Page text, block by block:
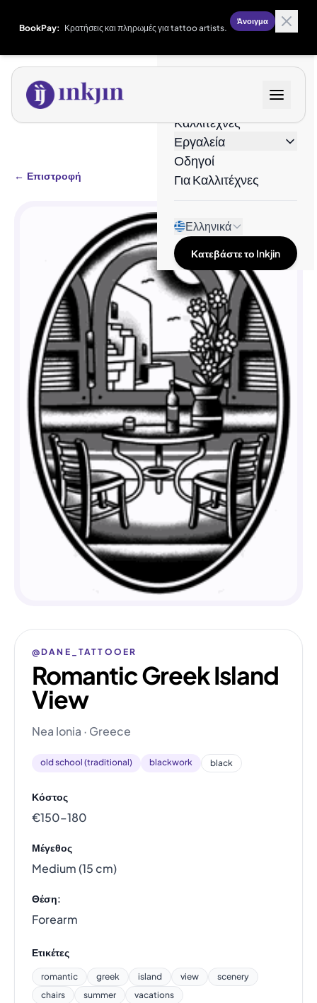
BookPay: Κρατήσεις και πληρωμές για tattoo artists.
Άνοιγμα
Καλλιτέχνες
Εργαλεία
Οδηγοί
Για Καλλιτέχνες
Ελληνικά
Κατεβάστε το Inkjin
← Επιστροφή
@DANE_TATTOOER
Romantic Greek Island
View
Nea Ionia · Greece
old school (traditional) blackwork black
Κόστος
€150–180
Μέγεθος
Medium (15 cm)
Θέση:
Forearm
Ετικέτες
romantic greek island view
scenery
chairs
summer vacations